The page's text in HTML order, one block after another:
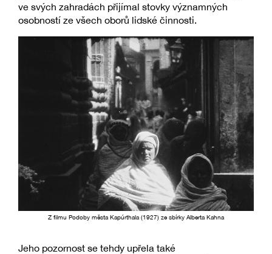
ve svých zahradách přijímal stovky významných
osobností ze všech oborů lidské činnosti.
Z filmu Podoby města Kapúrthala (1927) ze sbírky Alberta Kahna
Jeho pozornost se tehdy upřela také